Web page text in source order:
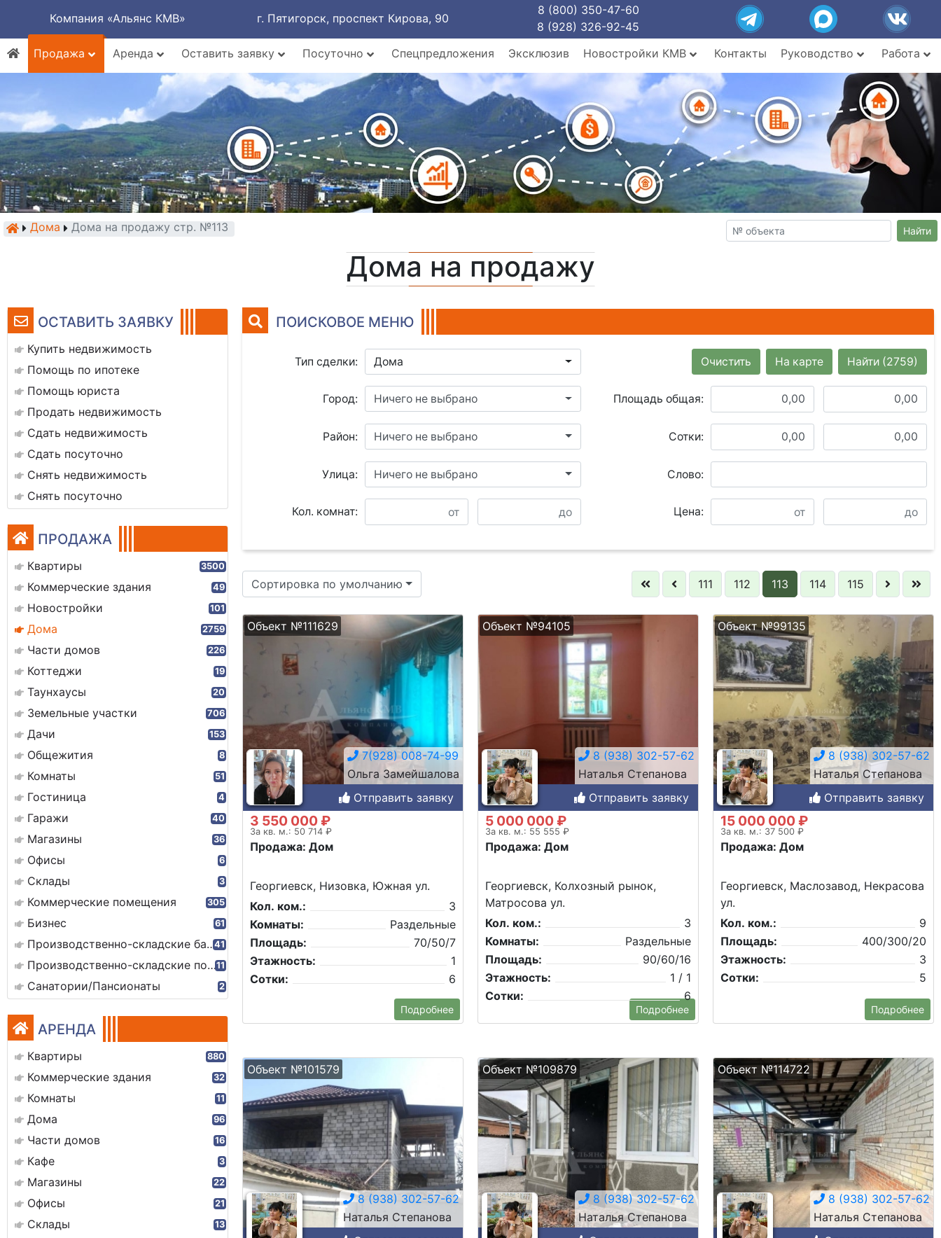
Компания «Альянс КМВ» г. Пятигорск, проспект Кирова, 90
8 (800) 350-47-60
8 (928) 326-92-45
Продажа
Аренда Оставить заявку Посуточно Спецпредложения Эксклюзив Новостройки КМВ Контакты Руководство Работа
Дома Дома на продажу стр. №113 Найти
Дома на продажу
ОСТАВИТЬ ЗАЯВКУ
Купить недвижимость
Помощь по ипотеке
Помощь юриста
Продать недвижимость
Сдать недвижимость
Сдать посуточно
Снять недвижимость
Снять посуточно
ПРОДАЖА
Квартиры 3500
Коммерческие здания 49
Новостройки 101
Дома 2759
Части домов 226
Коттеджи 19
Таунхаусы 20
Земельные участки 706
Дачи 153
Общежития 8
Комнаты 51
Гостиница 4
Гаражи 40
Магазины 36
Офисы 6
Склады 3
Коммерческие помещения 305
Бизнес 61
Производственно-складские базы41
Производственно-складские помещения11
Санатории/Пансионаты 2
АРЕНДА
Квартиры 880
Коммерческие здания 32
Комнаты 11
Дома 96
Части домов 16
Кафе 3
Магазины 22
Офисы 21
Склады 13
ПОИСКОВОЕ МЕНЮ
Тип сделки: Дома Найти (2759)
На карте
Очистить
Город: Ничего не выбрано Площадь общая:
Район: Ничего не выбрано Сотки:
Улица: Ничего не выбрано Слово:
Кол. комнат: Цена:
Сортировка по умолчанию 111 112 113 114 115
Объект №111629
7(928) 008-74-99
Ольга Замейшалова
Отправить заявку
3 550 000 ₽
За кв. м.: 50 714 ₽
Продажа: Дом
Георгиевск, Низовка, Южная ул.
Кол. ком.:
3
Комнаты:
Раздельные
Площадь:
70/50/7
Этажность:
1
Сотки:
6
Подробнее
Объект №94105
8 (938) 302-57-62
Наталья Степанова
Отправить заявку
5 000 000 ₽
За кв. м.: 55 555 ₽
Продажа: Дом
Георгиевск, Колхозный рынок,
Матросова ул.
Кол. ком.:
3
Комнаты:
Раздельные
Площадь:
90/60/16
Этажность:
1 / 1
Сотки:
6
Подробнее
Объект №99135
8 (938) 302-57-62
Наталья Степанова
Отправить заявку
15 000 000 ₽
За кв. м.: 37 500 ₽
Продажа: Дом
Георгиевск, Маслозавод, Некрасова
ул.
Кол. ком.:
9
Площадь:
400/300/20
Этажность:
3
Сотки:
5
Подробнее
Объект №101579
8 (938) 302-57-62
Наталья Степанова
Объект №109879
8 (938) 302-57-62
Наталья Степанова
Объект №114722
8 (938) 302-57-62
Наталья Степанова